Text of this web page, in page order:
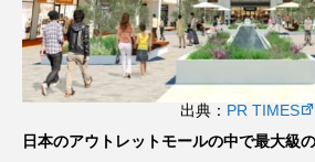
出典： PR TIMES
日本のアウトレットモールの中で最大級